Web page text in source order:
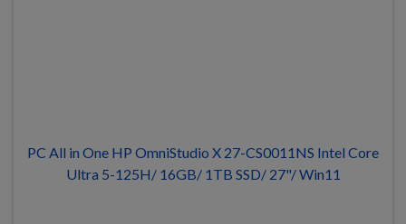
PC All in One HP OmniStudio X 27-CS0011NS Intel Core
Ultra 5-125H/ 16GB/ 1TB SSD/ 27"/ Win11